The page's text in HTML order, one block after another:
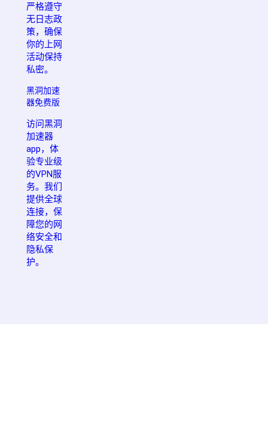
严格遵守
无日志政
策，确保
你的上网
活动保持
私密。
黑洞加速
器免费版
访问黑洞
加速器
app，体
验专业级
的VPN服
务。我们
提供全球
连接，保
障您的网
络安全和
隐私保
护。